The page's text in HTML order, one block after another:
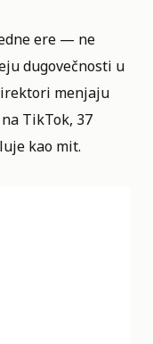
ere — ne
dugovečnosti u
menjaju
TikTok, 37
kao mit.